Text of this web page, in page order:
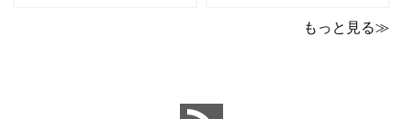
なパワーポイントのテン
もっと見る≫